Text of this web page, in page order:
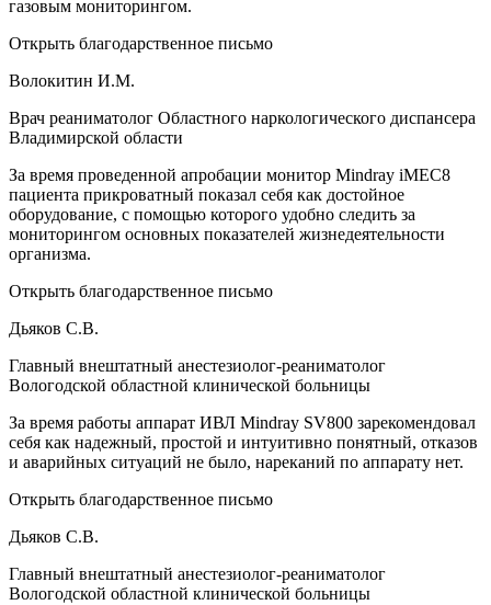
газовым мониторингом.
Открыть благодарственное письмо
Волокитин И.М.
Врач реаниматолог Областного наркологического диспансера
Владимирской области
За время проведенной апробации монитор Mindray iMEC8
пациента прикроватный показал себя как достойное
оборудование, с помощью которого удобно следить за
мониторингом основных показателей жизнедеятельности
организма.
Открыть благодарственное письмо
Дьяков С.В.
Главный внештатный анестезиолог-реаниматолог
Вологодской областной клинической больницы
За время работы аппарат ИВЛ Mindray SV800 зарекомендовал
себя как надежный, простой и интуитивно понятный, отказов
и аварийных ситуаций не было, нареканий по аппарату нет.
Открыть благодарственное письмо
Дьяков С.В.
Главный внештатный анестезиолог-реаниматолог
Вологодской областной клинической больницы